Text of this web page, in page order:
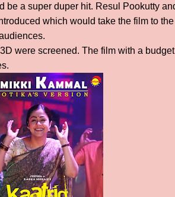
be a super duper hit. Resul Pookutty
which would take the film to
were screened. The film with a